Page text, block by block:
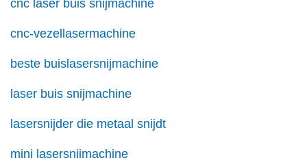
cnc laser buis snijmachine
cnc-vezellasermachine
beste buislasersnijmachine
laser buis snijmachine
lasersnijder die metaal snijdt
mini lasersnijmachine